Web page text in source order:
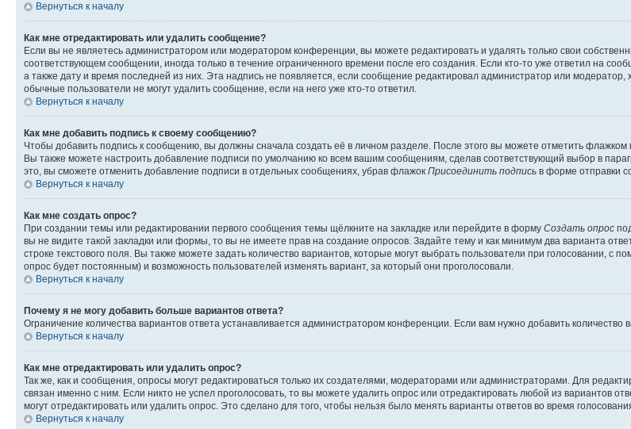
Вернуться к началу
Как мне отредактировать или удалить сообщение?
Если вы не являетесь администратором или модератором конференции, вы можете редактировать и удалять только свои
соответствующем сообщении, иногда только в течение ограниченного времени после его создания. Если кто-то уже ответил на
а также дату и время последней из них. Эта надпись не появляется, если сообщение редактировал администратор или
обычные пользователи не могут удалить сообщение, если на него уже кто-то ответил.
Вернуться к началу
Как мне добавить подпись к своему сообщению?
Чтобы добавить подпись к сообщению, вы должны сначала создать её в личном разделе. После этого вы можете отметить флажком
Вы также можете настроить добавление подписи по умолчанию ко всем вашим сообщениям, сделав соответствующий выбор в
это, вы сможете отменить добавление подписи в отдельных сообщениях, убрав флажок Присоединить подпись в форме отправки
Вернуться к началу
Как мне создать опрос?
При создании темы или редактировании первого сообщения темы щёлкните на закладке или перейдите в форму Создать опрос
вы не видите такой закладки или формы, то вы не имеете прав на создание опросов. Задайте тему и как минимум два варианта
строке текстового поля. Вы также можете задать количество вариантов, которые могут выбрать пользователи при голосовании,
опрос будет постоянным) и возможность пользователей изменять вариант, за который они проголосовали.
Вернуться к началу
Почему я не могу добавить больше вариантов ответа?
Ограничение количества вариантов ответа устанавливается администратором конференции. Если вам нужно добавить
Вернуться к началу
Как мне отредактировать или удалить опрос?
Так же, как и сообщения, опросы могут редактироваться только их создателями, модераторами или администраторами. Для
связан именно с ним. Если никто не успел проголосовать, то вы можете удалить опрос или отредактировать любой из вариантов
могут отредактировать или удалить опрос. Это сделано для того, чтобы нельзя было менять варианты ответов во время
Вернуться к началу